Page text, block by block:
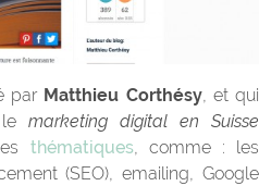
par Matthieu Corthésy, et qui
marketing digital en Suisse
thématiques, comme : les
(SEO), emailing, Google